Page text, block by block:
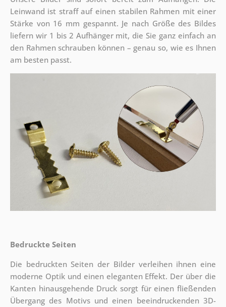
Leinwand ist straff auf einen stabilen Rahmen mit einer
Stärke von 16 mm gespannt. Je nach Größe des Bildes
liefern wir 1 bis 2 Aufhänger mit, die Sie ganz einfach an
den Rahmen schrauben können – genau so, wie es Ihnen
am besten passt.
Bedruckte Seiten
Die bedruckten Seiten der Bilder verleihen ihnen eine
moderne Optik und einen eleganten Effekt. Der über die
Kanten hinausgehende Druck sorgt für einen fließenden
Übergang des Motivs und einen beeindruckenden 3D-